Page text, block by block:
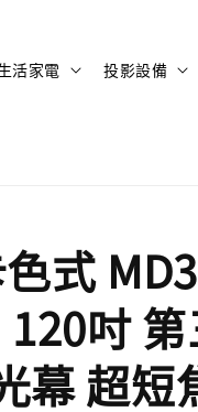
活家電 投影設備
式
吋
幕 超短